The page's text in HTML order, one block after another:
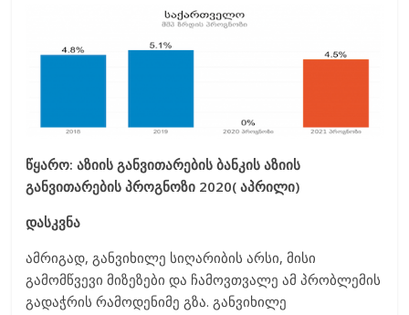
წყარო: აზიის განვითარების ბანკის აზიის
განვითარების პროგნოზი 2020( აპრილი)
დასკვნა
ამრიგად, განვიხილე სიღარიბის არსი, მისი
გამომწვევი მიზეზები და ჩამოვთვალე ამ პრობლემის
გადაჭრის რამოდენიმე გზა. განვიხილე